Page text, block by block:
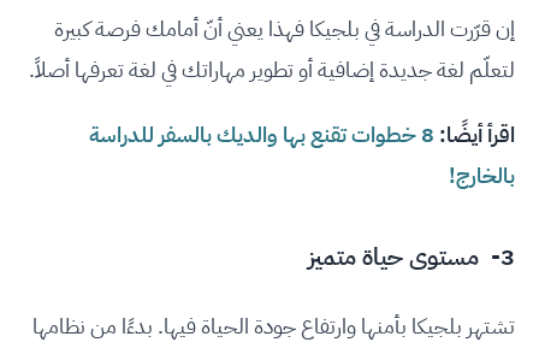
إن قرّرت الدراسة في بلجيكا فهذا يعني أنّ أمامك فرصة كبيرة
لتعلّم لغة جديدة إضافية أو تطوير مهاراتك في لغة تعرفها أصلاً.
اقرأ أيضًا:
8 خطوات تقنع بها والديك بالسفر للدراسة
بالخارج!
3- مستوى حياة متميز
تشتهر بلجيكا بأمنها وارتفاع جودة الحياة فيها. بدءًا من نظامها